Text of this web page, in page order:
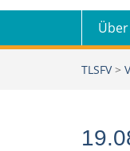
TLSFV>